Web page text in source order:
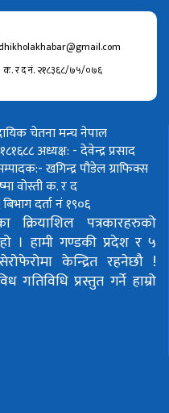
क. र द नं. २१८३६८/७५/०७६
चेतना मन्च नेपाल
अध्यक्ष: - देवेन्द्र प्रसाद
खगिन्द्र पौडेलग्राफिक्स
वोस्तीक. र द
दर्ता नं १९०६
क्रियाशिल पत्रकारहरुको
। हामी गण्डकी प्रदेश र ५
केन्द्रित रहनेछौ !
गतिविधि प्रस्तुत गर्ने हाम्रो